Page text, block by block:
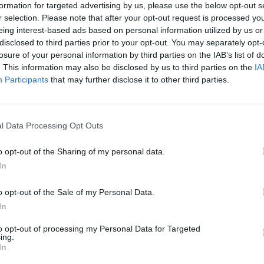
for targeted advertising by us, please use the below opt-out
selection. Please note that after your opt-out request is processed
interest-based ads based on personal information utilized by us
to third parties prior to your opt-out. You may separately
of your personal information by third parties on the IAB’s list of
This information may also be disclosed by us to third parties on the
Participants that may further disclose it to other third parties.
Data Processing Opt Outs
opt-out of the Sharing of my personal data.
opt-out of the Sale of my Personal Data.
opt-out of processing my Personal Data for Targeted
- Ezért volt ilyen sikeres
tárgyalások, ezért nem voltak megfelelően
vasárnap tárgyaltak volna Irán nukleáris programjának
arra számítottak, hogy Izrael nem fogja megtámadni őket a
ellentétes jelentés csak „propaganda,” melynek célja
New York Times forrásai azt mondták: ez volt...